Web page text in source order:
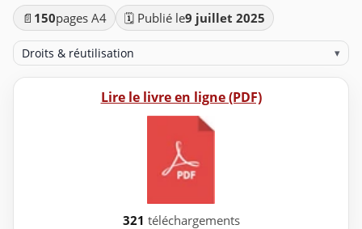
📄 150pages A4 🗓️ Publié le9 juillet 2025
Droits & réutilisation ▾
Lire le livre en ligne (PDF)
321 téléchargements